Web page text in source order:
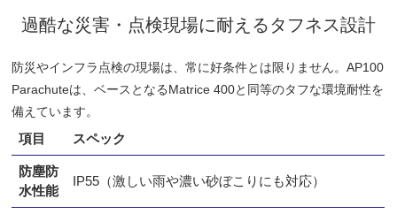
過酷な災害・点検現場に耐えるタフネス設計
防災やインフラ点検の現場は、常に好条件とは限りません。AP100
Parachuteは、ベースとなるMatrice 400と同等のタフな環境耐性を
備えています。
項目 スペック
防塵防
水性能
IP55（激しい雨や濃い砂ぼこりにも対応）